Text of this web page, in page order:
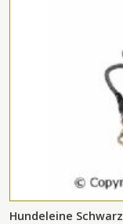
Hundeleine Schwarz